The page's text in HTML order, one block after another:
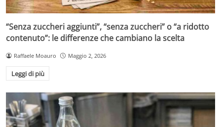
“Senza zuccheri aggiunti”, “senza zuccheri” o “a ridotto
contenuto”: le differenze che cambiano la scelta
Raffaele Moauro Maggio 2, 2026
Leggi di più